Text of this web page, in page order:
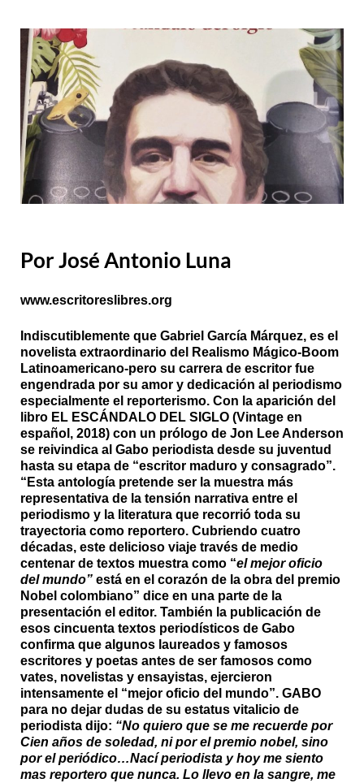
Por José Antonio Luna
www.escritoreslibres.org
Indiscutiblemente que Gabriel García Márquez, es el
novelista extraordinario del Realismo Mágico-Boom
Latinoamericano-pero su carrera de escritor fue
engendrada por su amor y dedicación al periodismo
especialmente el reporterismo. Con la aparición del
libro EL ESCÁNDALO DEL SIGLO (Vintage en
español, 2018) con un prólogo de Jon Lee Anderson
se reivindica al Gabo periodista desde su juventud
hasta su etapa de “escritor maduro y consagrado”.
“Esta antología pretende ser la muestra más
representativa de la tensión narrativa entre el
periodismo y la literatura que recorrió toda su
trayectoria como reportero. Cubriendo cuatro
décadas, este delicioso viaje través de medio
centenar de textos muestra como “el mejor oficio
del mundo” está en el corazón de la obra del premio
Nobel colombiano” dice en una parte de la
presentación el editor. También la publicación de
esos cincuenta textos periodísticos de Gabo
confirma que algunos laureados y famosos
escritores y poetas antes de ser famosos como
vates, novelistas y ensayistas, ejercieron
intensamente el “mejor oficio del mundo”. GABO
para no dejar dudas de su estatus vitalicio de
periodista dijo: “No quiero que se me recuerde por
Cien años de soledad, ni por el premio nobel, sino
por el periódico…Nací periodista y hoy me siento
mas reportero que nunca. Lo llevo en la sangre, me